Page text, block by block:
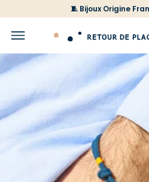
🧵 Bijoux Origine